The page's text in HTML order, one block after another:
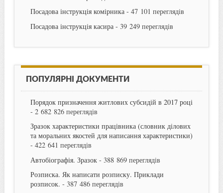
Посадова інструкція комірника- 47 101 переглядів
Посадова інструкція касира- 39 249 переглядів
ПОПУЛЯРНІ ДОКУМЕНТИ
Порядок призначення житлових субсидій в 2017 році
- 2 682 826 переглядів
Зразок характеристики працівника (словник ділових
та моральних якостей для написання характеристики)
- 422 641 переглядів
Автобіографія. Зразок- 388 869 переглядів
Розписка. Як написати розписку. Приклади
розписок. - 387 486 переглядів